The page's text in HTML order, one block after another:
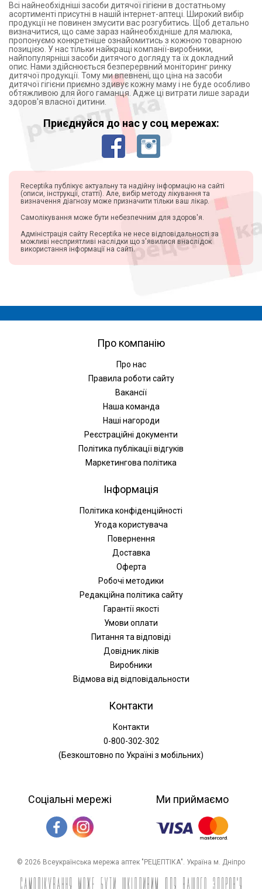
Всі найнеобхідніші засоби дитячої гігієни в достатньому
асортименті присутні в нашій інтернет-аптеці. Широкий вибір
продукції не повинен змусити вас розгубитись. Щоб детально
визначитися, що саме зараз найнеобхідніше для малюка,
пропонуємо конкретніше ознайомитись з кожною товарною
позицією. У нас тільки найкращі компанії-виробники,
найпопулярніші засоби дитячого догляду та їх докладний
опис. Нами здійснюється безперервний моніторинг ринку
дитячої продукції. Тому ми впевнені, що ціна на засоби
дитячої гігієни приємно здивує кожну маму і не буде особливо
обтяжливою для його гаманця. Адже ці витрати лише заради
здоров'я власної дитини.
Приєднуйся до нас у соц мережах:
Receptika публікує актуальну та надійну інформацію на сайті
(описи, інструкції, статті). Але, вибір методу лікування та
визначення діагнозу може призначити тільки ваш лікар.
Самолікування може бути небезпечним для здоров'я.
Адміністрація сайту Receptika не несе відповідальності за
можливі несприятливі наслідки що з'явилися внаслідок
використання інформації на сайті.
Про компанію
Про нас
Правила роботи сайту
Вакансії
Наша команда
Наші нагороди
Реєстраційні документи
Політика публікації відгуків
Маркетингова політика
Інформація
Політика конфіденційності
Угода користувача
Повернення
Доставка
Оферта
Робочі методики
Редакційна політика сайту
Гарантії якості
Умови оплати
Питання та відповіді
Довідник ліків
Виробники
Відмова від відповідальности
Контакти
Контакти
0-800-302-302
(Безкоштовно по Україні з мобільних)
Соціальні мережі Ми приймаємо
© 2026 Всеукраїнська мережа аптек "РЕЦЕПТІКА". Україна м. Дніпро